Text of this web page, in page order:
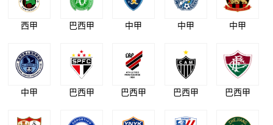
西甲 巴西甲 中甲 中甲 中甲
中甲 巴西甲 巴西甲 巴西甲 巴西甲